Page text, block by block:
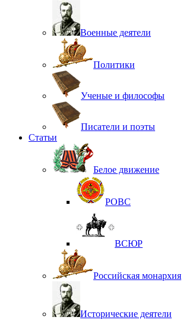
Военные деятели
Политики
Ученые и философы
Писатели и поэты
Статьи
Белое движение
РОВС
ВСЮР
Российская монархия
Исторические деятели